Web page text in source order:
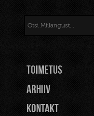
TOIMETUS
Arhiiv
Kontakt